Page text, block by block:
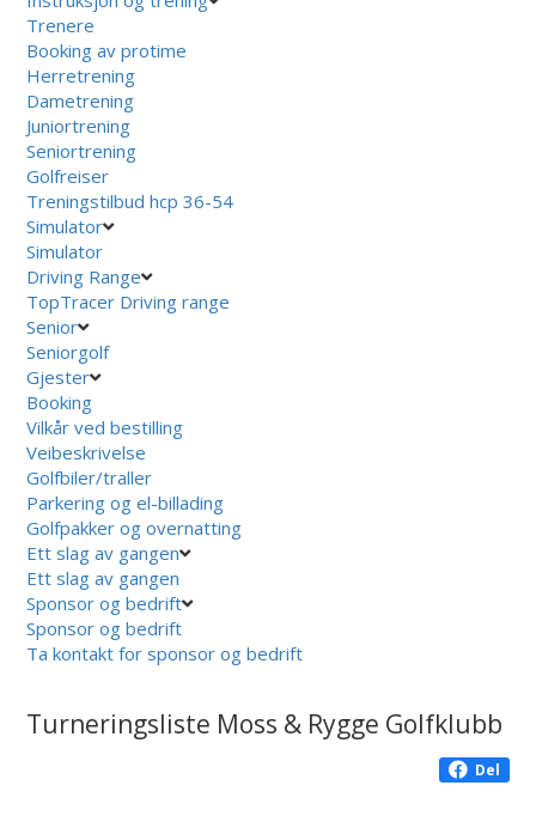
Trenere
Booking av protime
Herretrening
Dametrening
Juniortrening
Seniortrening
Golfreiser
Treningstilbud hcp 36-54
Simulator
Simulator
Driving Range
TopTracer Driving range
Senior
Seniorgolf
Gjester
Booking
Vilkår ved bestilling
Veibeskrivelse
Golfbiler/traller
Parkering og el-billading
Golfpakker og overnatting
Ett slag av gangen
Ett slag av gangen
Sponsor og bedrift
Sponsor og bedrift
Ta kontakt for sponsor og bedrift
Turneringsliste Moss & Rygge Golfklubb
Del